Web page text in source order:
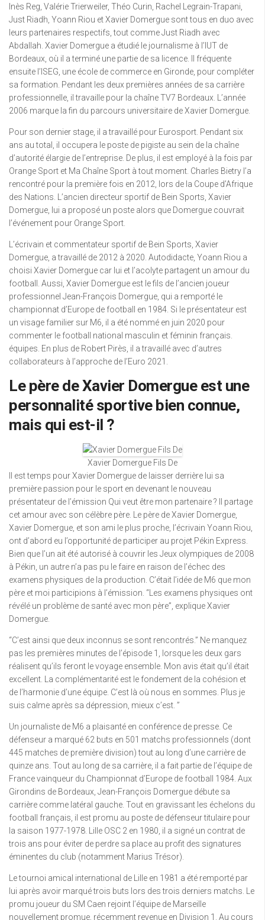
Inès Reg, Valérie Trierweiler, Théo Curin, Rachel Legrain-Trapani,
Just Riadh, Yoann Riou et Xavier Domergue sont tous en duo avec
leurs partenaires respectifs, tout comme Just Riadh avec
Abdallah. Xavier Domergue a étudié le journalisme à l’IUT de
Bordeaux, où il a terminé une partie de sa licence. Il fréquente
ensuite l’ISEG, une école de commerce en Gironde, pour compléter
sa formation. Pendant les deux premières années de sa carrière
professionnelle, il travaille pour la chaîne TV7 Bordeaux. L’année
2006 marque la fin du parcours universitaire de Xavier Domergue.
Pour son dernier stage, il a travaillé pour Eurosport. Pendant six
ans au total, il occupera le poste de pigiste au sein de la chaîne
d’autorité élargie de l’entreprise. De plus, il est employé à la fois par
Orange Sport et Ma Chaîne Sport à tout moment. Charles Bietry l’a
rencontré pour la première fois en 2012, lors de la Coupe d’Afrique
des Nations. L’ancien directeur sportif de Bein Sports, Xavier
Domergue, lui a proposé un poste alors que Domergue couvrait
l’événement pour Orange Sport.
L’écrivain et commentateur sportif de Bein Sports, Xavier
Domergue, a travaillé de 2012 à 2020. Autodidacte, Yoann Riou a
choisi Xavier Domergue car lui et l’acolyte partagent un amour du
football. Aussi, Xavier Domergue est le fils de l’ancien joueur
professionnel Jean-François Domergue, qui a remporté le
championnat d’Europe de football en 1984. Si le présentateur est
un visage familier sur M6, il a été nommé en juin 2020 pour
commenter le football national masculin et féminin français.
équipes. En plus de Robert Pirès, il a travaillé avec d’autres
collaborateurs à l’approche de l’Euro 2021.
Le père de Xavier Domergue est une
personnalité sportive bien connue,
mais qui est-il ?
Xavier Domergue Fils De
Il est temps pour Xavier Domergue de laisser derrière lui sa
première passion pour le sport en devenant le nouveau
présentateur de l’émission Qui veut être mon partenaire ? Il partage
cet amour avec son célèbre père. Le père de Xavier Domergue,
Xavier Domergue, et son ami le plus proche, l’écrivain Yoann Riou,
ont d’abord eu l’opportunité de participer au projet Pékin Express.
Bien que l’un ait été autorisé à couvrir les Jeux olympiques de 2008
à Pékin, un autre n’a pas pu le faire en raison de l’échec des
examens physiques de la production. C’était l’idée de M6 que mon
père et moi participions à l’émission. “Les examens physiques ont
révélé un problème de santé avec mon père”, explique Xavier
Domergue.
“C’est ainsi que deux inconnus se sont rencontrés.” Ne manquez
pas les premières minutes de l’épisode 1, lorsque les deux gars
réalisent qu’ils feront le voyage ensemble. Mon avis était qu’il était
excellent. La complémentarité est le fondement de la cohésion et
de l’harmonie d’une équipe. C’est là où nous en sommes. Plus je
suis calme après sa dépression, mieux c’est. ”
Un journaliste de M6 a plaisanté en conférence de presse. Ce
défenseur a marqué 62 buts en 501 matchs professionnels (dont
445 matches de première division) tout au long d’une carrière de
quinze ans. Tout au long de sa carrière, il a fait partie de l’équipe de
France vainqueur du Championnat d’Europe de football 1984. Aux
Girondins de Bordeaux, Jean-François Domergue débute sa
carrière comme latéral gauche. Tout en gravissant les échelons du
football français, il est promu au poste de défenseur titulaire pour
la saison 1977-1978. Lille OSC 2 en 1980, il a signé un contrat de
trois ans pour éviter de perdre sa place au profit des signatures
éminentes du club (notamment Marius Trésor).
Le tournoi amical international de Lille en 1981 a été remporté par
lui après avoir marqué trois buts lors des trois derniers matchs. Le
promu joueur du SM Caen rejoint l’équipe de Marseille
nouvellement promue, récemment revenue en Division 1. Au cours